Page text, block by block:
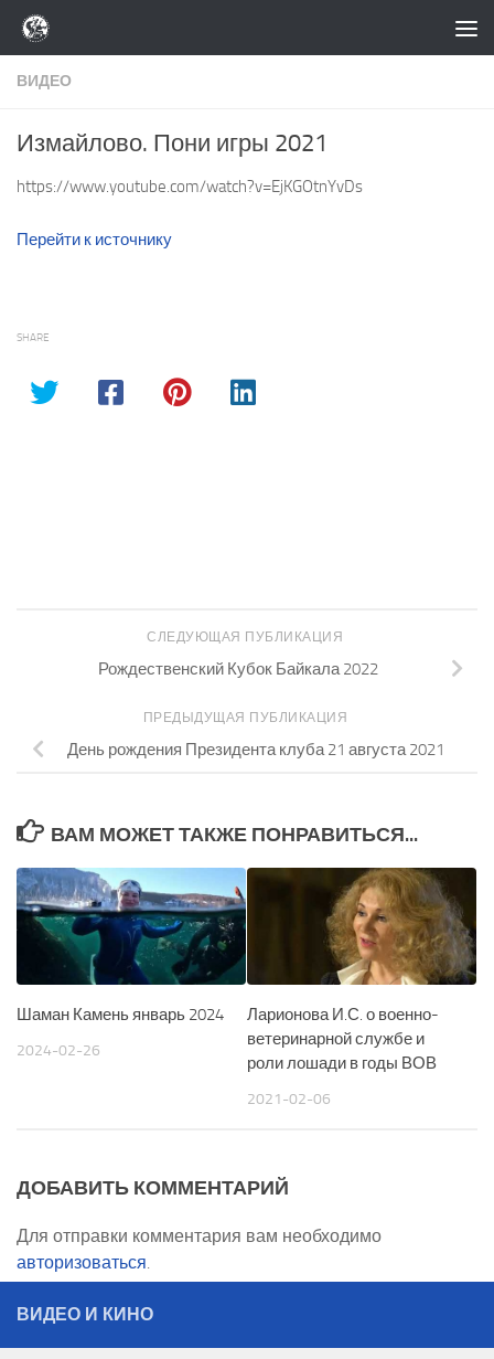
Перейти к содержимому
ВИДЕО
Измайлово. Пони игры 2021
https://www.youtube.com/watch?v=EjKGOtnYvDs
Перейти к источнику
SHARE
СЛЕДУЮЩАЯ ПУБЛИКАЦИЯ
Рождественский Кубок Байкала 2022
ПРЕДЫДУЩАЯ ПУБЛИКАЦИЯ
День рождения Президента клуба 21 августа 2021
ВАМ МОЖЕТ ТАКЖЕ ПОНРАВИТЬСЯ...
Шаман Камень январь 2024
2024-02-26
Ларионова И.С. о военно-
ветеринарной службе и
роли лошади в годы ВОВ
2021-02-06
ДОБАВИТЬ КОММЕНТАРИЙ
Для отправки комментария вам необходимо
авторизоваться.
ВИДЕО И КИНО